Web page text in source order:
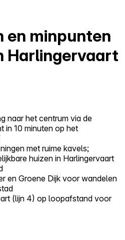
en minpunten
Harlingervaart
naar het centrum via de
in 10 minuten op het
met ruime kavels;
huizen in Harlingervaart
en Groene Dijk voor wandelen
(lijn 4) op loopafstand voor